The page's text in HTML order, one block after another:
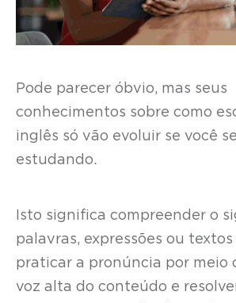
Pode parecer óbvio, mas seus
conhecimentos sobre como
inglês só vão evoluir se você
estudando.
Isto significa compreender o
palavras, expressões ou
praticar a pronúncia por meio
voz alta do conteúdo e